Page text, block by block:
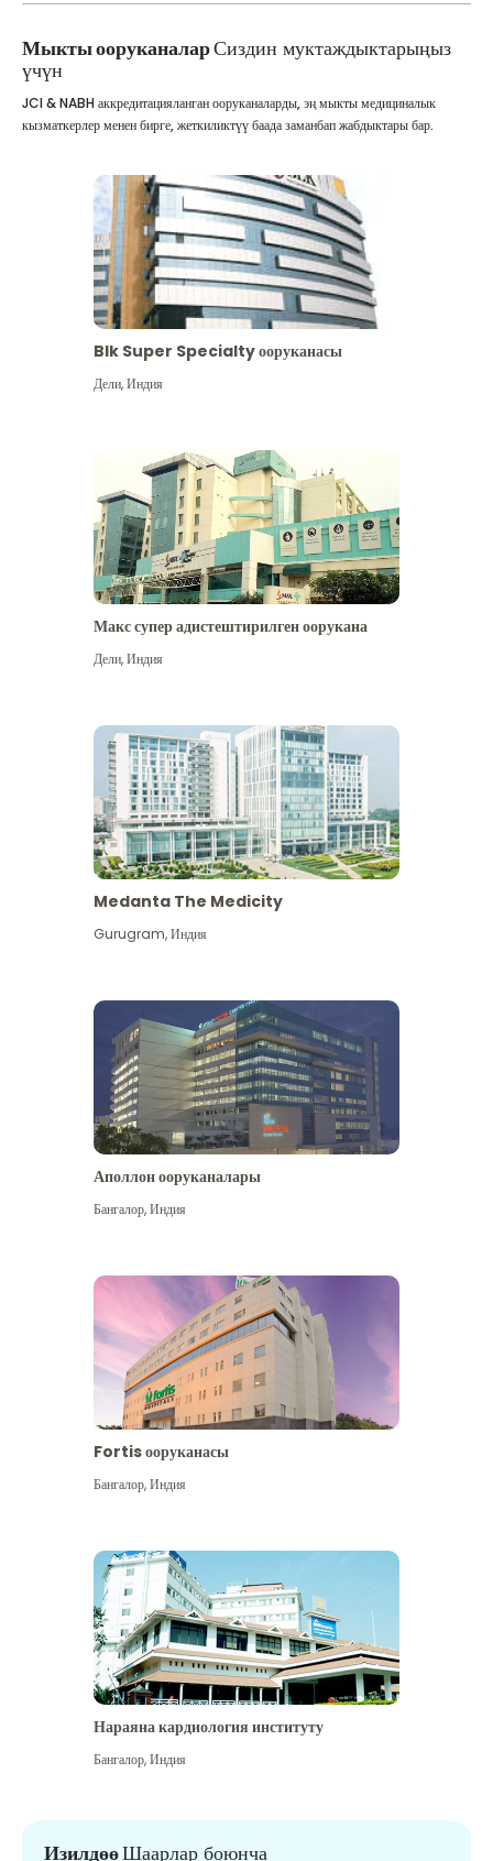
Мыкты ооруканаларСиздин муктаждыктарыңыз
үчүн
JCI & NABH аккредитацияланган ооруканаларды, эң мыкты медициналык
кызматкерлер менен бирге, жеткиликтүү баада заманбап жабдыктары бар.
Blk Super Specialty ооруканасы
Дели,Индия
Макс супер адистештирилген оорукана
Дели,Индия
Medanta The Medicity
Gurugram,Индия
Аполлон ооруканалары
Бангалор,Индия
Fortis ооруканасы
Бангалор,Индия
Нараяна кардиология институту
Бангалор,Индия
ИзилдөөШаарлар боюнча